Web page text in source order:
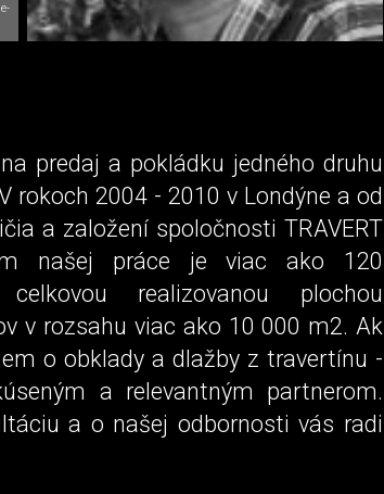
predaj a pokládku jedného druhu
rokoch 2004 - 2010 v Londýne a od
a založení spoločnosti TRAVERT
našej práce je viac ako 120
realizovanou plochou
v rozsahu viac ako 10 000 m2. Ak
o obklady a dlažby z travertínu -
a relevantným partnerom.
a o našej odbornosti vás radi